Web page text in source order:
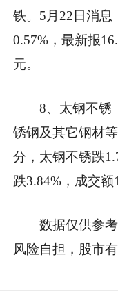
铁。5月22日消息
0.57%，最新报
元。
8、太钢不锈
锈钢及其它钢材
分，太钢不锈跌
跌3.84%，成交额
数据仅供参
风险自担，股市